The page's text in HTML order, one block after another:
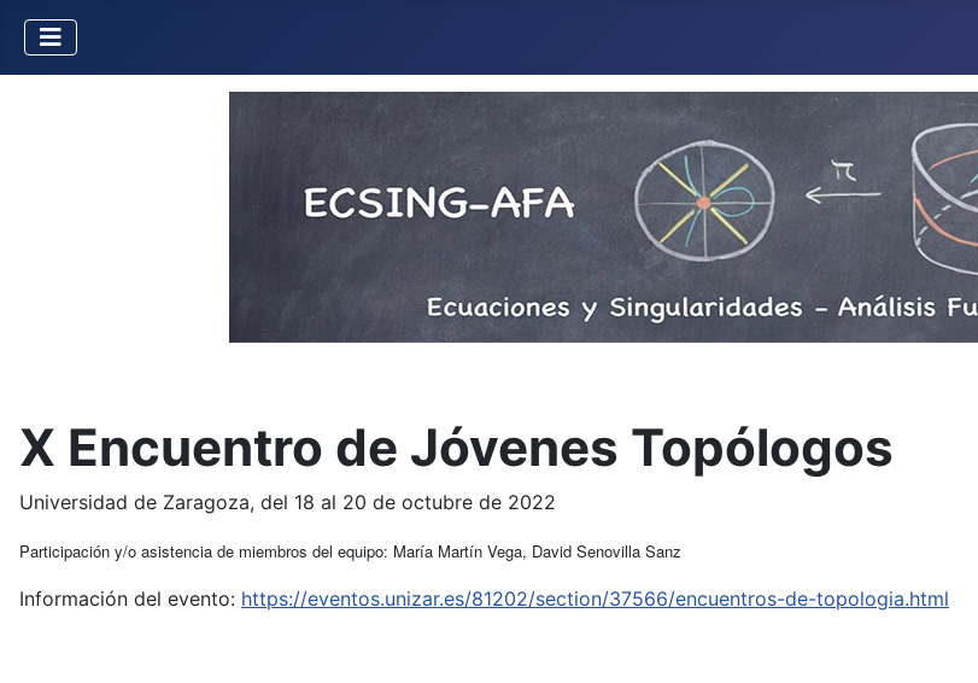
X Encuentro de Jóvenes Topólogos
Universidad de Zaragoza, del 18 al 20 de octubre de 2022
Participación y/o asistencia de miembros del equipo: María Martín Vega, David Senovilla Sanz
Información del evento: https://eventos.unizar.es/81202/section/37566/encuentros-de-topologia.html